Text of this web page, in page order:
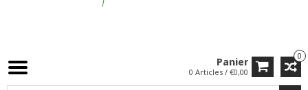
0
Panier
0 Articles / €0,00